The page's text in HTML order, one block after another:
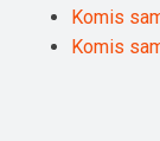
Komis
Komis